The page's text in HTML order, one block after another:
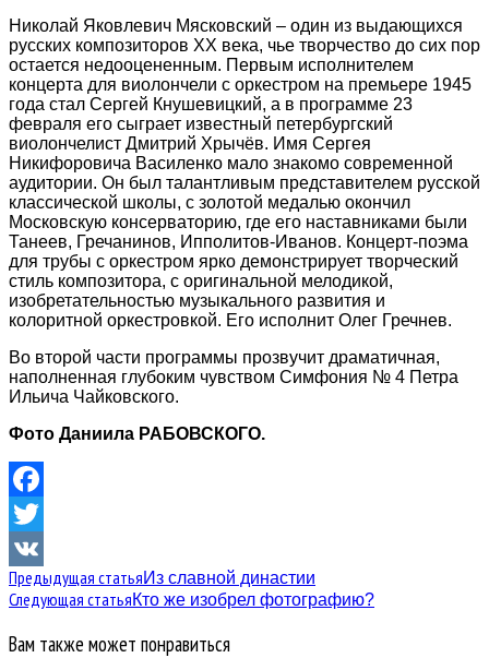
Николай Яковлевич Мясковский – один из выдающихся
русских композиторов XX века, чье творчество до сих пор
остается недооцененным. Первым исполнителем
концерта для виолончели с оркестром на премьере 1945
года стал Сергей Кнушевицкий, а в программе 23
февраля его сыграет известный петербургский
виолончелист Дмитрий Хрычёв. Имя Сергея
Никифоровича Василенко мало знакомо современной
аудитории. Он был талантливым представителем русской
классической школы, с золотой медалью окончил
Московскую консерваторию, где его наставниками были
Танеев, Гречанинов, Ипполитов-Иванов. Концерт-поэма
для трубы с оркестром ярко демонстрирует творческий
стиль композитора, с оригинальной мелодикой,
изобретательностью музыкального развития и
колоритной оркестровкой. Его исполнит Олег Гречнев.
Во второй части программы прозвучит драматичная,
наполненная глубоким чувством Симфония № 4 Петра
Ильича Чайковского.
Фото Даниила РАБОВСКОГО.
Facebook
Twitter
VK
Предыдущая статьяИз славной династии
Следующая статьяКто же изобрел фотографию?
Вам также может понравиться